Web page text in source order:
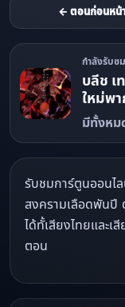
← ตอนก่อนหน้
กำลังรับช
บลีช เ
ใหม่พ
มีทั้งหม
รับชมการ์ตูนออนไ
สงครามเลือดพันปี
ได้ทั้เสียงไทยและ
ตอน